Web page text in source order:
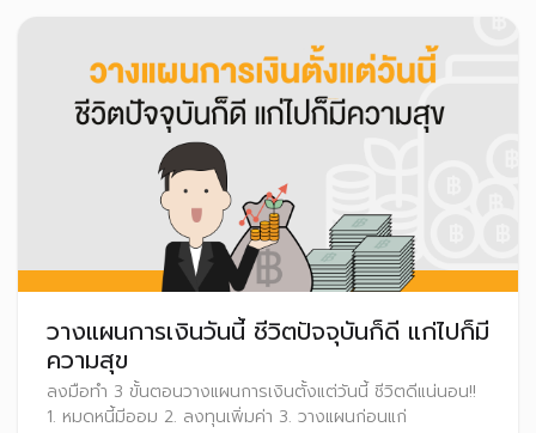
วางแผนการเงินวันนี้ ชีวิตปัจจุบันก็ดี แก่ไปก็มี
ความสุข
ลงมือทำ 3 ขั้นตอนวางแผนการเงินตั้งแต่วันนี้ ชีวิตดีแน่นอน!!
1. หมดหนี้มีออม 2. ลงทุนเพิ่มค่า 3. วางแผนก่อนแก่